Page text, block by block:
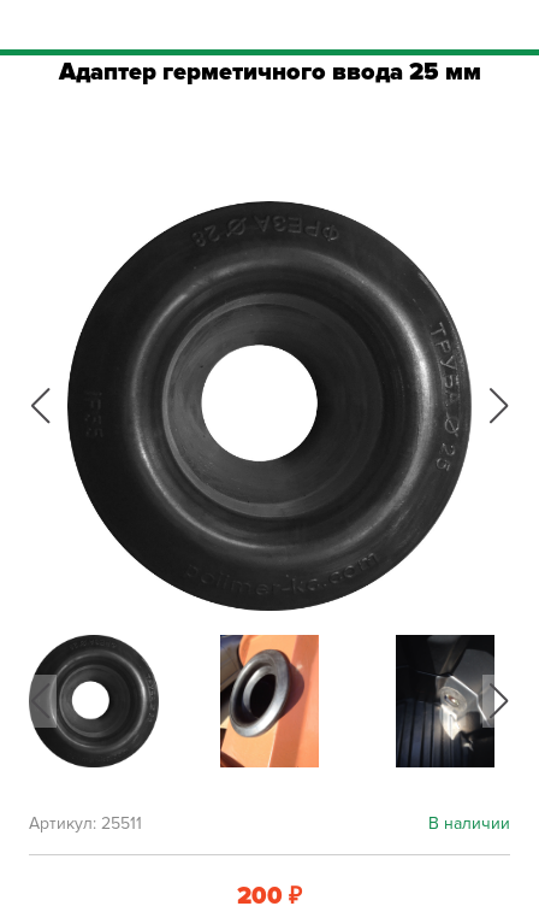
Адаптер герметичного ввода 25 мм
В наличии
Артикул: 25511
200 ₽